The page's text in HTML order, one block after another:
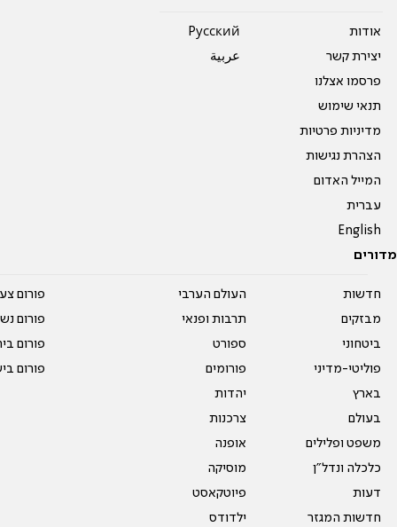
אודות
יצירת קשר
פרסמו אצלנו
תנאי שימוש
מדיניות פרטיות
הצהרת נגישות
המייל האדום
עברית
English
Pусский
عربية
מדורים
חדשות
מבזקים
ביטחוני
פוליטי-מדיני
בארץ
בעולם
משפט ופלילים
כלכלה ונדל"ן
דעות
חדשות המגזר
העולם הערבי
תרבות ופנאי
ספורט
פורומים
יהדות
צרכנות
אופנה
מוסיקה
פיוטקאסט
ילדודס
פורום
פורום
פורום
פורום